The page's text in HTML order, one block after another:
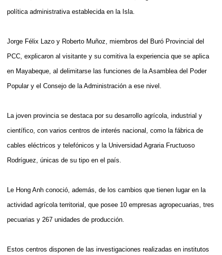
política administrativa establecida en la Isla.
Jorge Félix Lazo y Roberto Muñoz, miembros del Buró Provincial del
PCC, explicaron al visitante y su comitiva la experiencia que se aplica
en Mayabeque, al delimitarse las funciones de la Asamblea del Poder
Popular y el Consejo de la Administración a ese nivel.
La joven provincia se destaca por su desarrollo agrícola, industrial y
científico, con varios centros de interés nacional, como la fábrica de
cables eléctricos y telefónicos y la Universidad Agraria Fructuoso
Rodríguez, únicas de su tipo en el país.
Le Hong Anh conoció, además, de los cambios que tienen lugar en la
actividad agrícola territorial, que posee 10 empresas agropecuarias, tres
pecuarias y 267 unidades de producción.
Estos centros disponen de las investigaciones realizadas en institutos